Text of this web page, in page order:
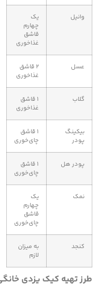
وانیل
یک
چهارم
قاشق
غذاخوری
عسل
۲ قاشق
غذاخوری
گلاب
۱ قاشق
غذاخوری
بیکینگ
پودر
۱ قاشق
چای‌خوری
پودر هل
۱ قاشق
چای‌خوری
نمک
یک
چهارم
قاشق
چای‌خوری
کنجد
به میزان
لازم
طرز تهیه کیک یزدی